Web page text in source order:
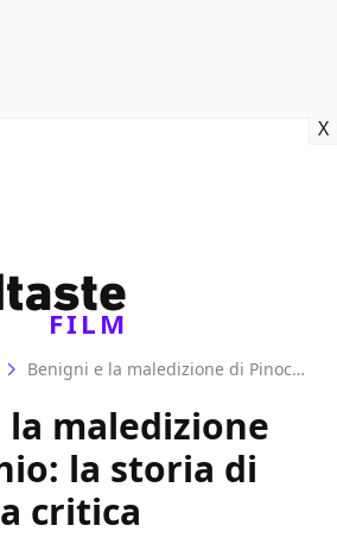
X
FILM
Benigni e la maledizione di Pinocchio: la storia di un’odissea critica
la maledizione
la storia di
critica